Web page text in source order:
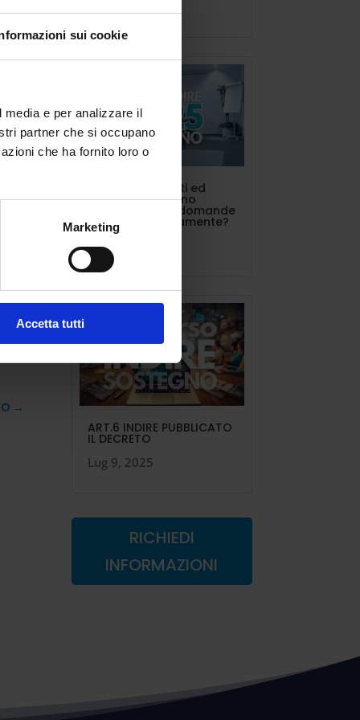
sui cookie
e per analizzare il
partner che si occupano
che ha fornito loro o
Marketing
Accetta tutti
il
e
ai
→
INDIRE triennalisti ed
estero. Si possono
presentare più domande
contemporaneamente?
Lug 10, 2025
ART.6 INDIRE PUBBLICATO
IL DECRETO
Lug 9, 2025
RICHIEDI
INFORMAZIONI